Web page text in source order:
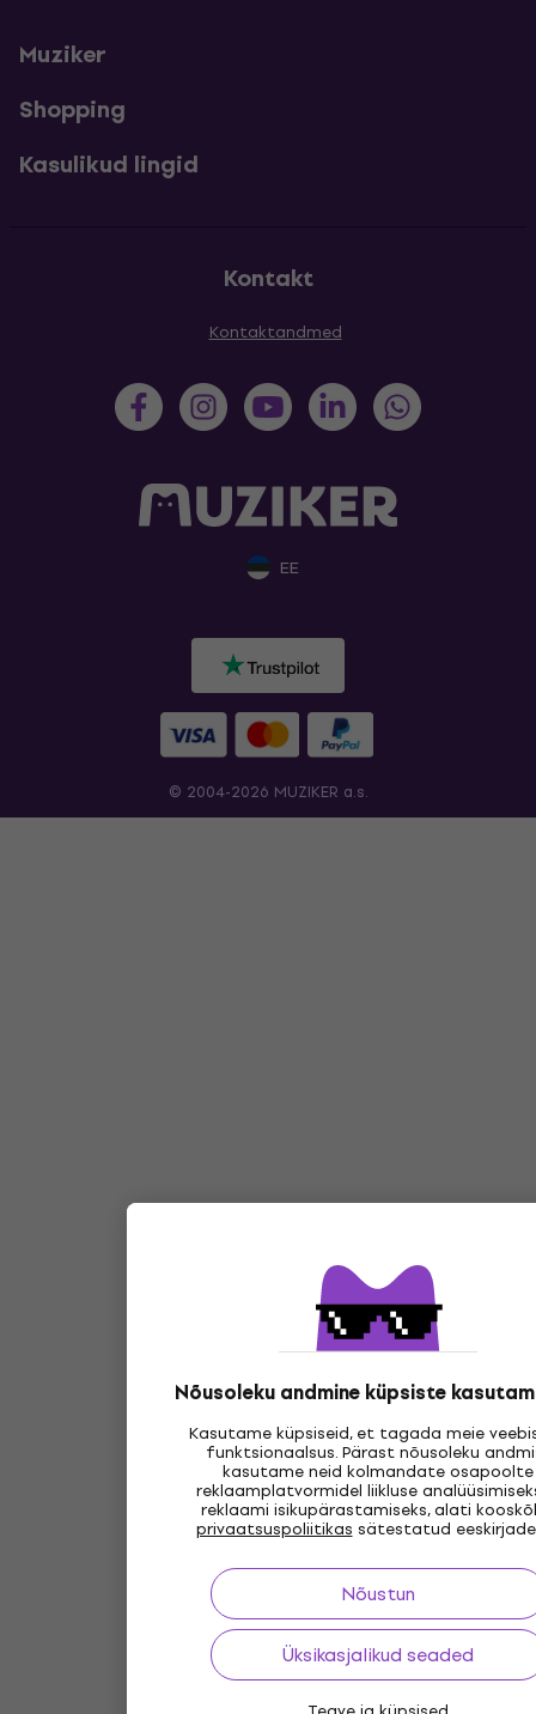
Nõusoleku andmine küpsiste
Kasutame küpsiseid, et tagada meie
funktsionaalsus. Pärast nõusoleku
kasutame neid kolmandate osapoolte
reklaamplatvormidel liikluse
reklaami isikupärastamiseks, alati
privaatsuspoliitikas sätestatud
Nõustun
Üksikasjalikud seaded
Muziker
Shopping
Kasulikud lingid
Kontakt
Kontaktandmed
EE
© 2004-2026 MUZIKER a.s.